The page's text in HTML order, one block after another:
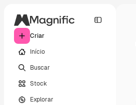
Criar
Início
Buscar
Stock
Explorar